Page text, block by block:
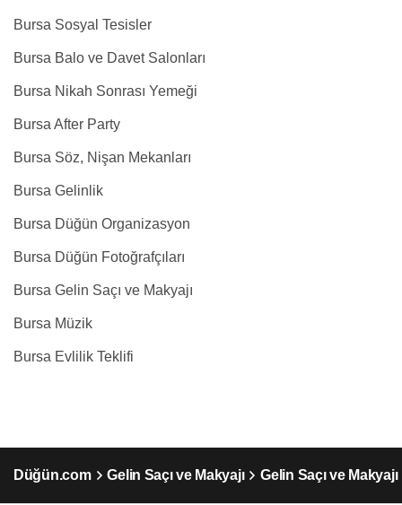
Bursa Sosyal Tesisler
Bursa Balo ve Davet Salonları
Bursa Nikah Sonrası Yemeği
Bursa After Party
Bursa Söz, Nişan Mekanları
Bursa Gelinlik
Bursa Düğün Organizasyon
Bursa Düğün Fotoğrafçıları
Bursa Gelin Saçı ve Makyajı
Bursa Müzik
Bursa Evlilik Teklifi
Düğün.com Gelin Saçı ve Makyajı Gelin Saçı ve